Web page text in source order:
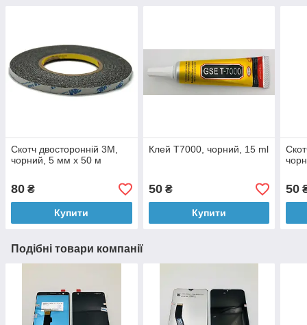
Скотч двосторонній 3M,
чорний, 5 мм x 50 м
80 ₴
Купити
Клей T7000, чорний, 15 ml
50₴
Купити
50
Подібні товари компанії